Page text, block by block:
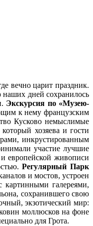
вечно царит праздник.
наших дней сохранилось
Экскурсия по «Музею-
к нему французским
Кусково немыслимые
который хозяева и гости
инкрустированным
участие лучшие
европейской живописи
Регулярный Парк
и мостов, устроен
картинными галереями,
сохранившего свою
экзотический мир:
моллюсков на фоне
для Грота.